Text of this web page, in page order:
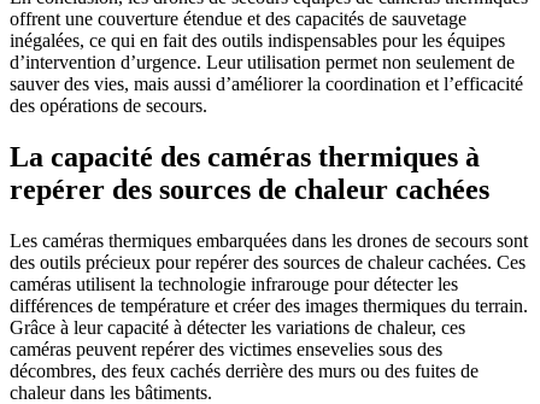
offrent une couverture étendue et des capacités de sauvetage
inégalées, ce qui en fait des outils indispensables pour les équipes
d’intervention d’urgence. Leur utilisation permet non seulement de
sauver des vies, mais aussi d’améliorer la coordination et l’efficacité
des opérations de secours.
La capacité des caméras thermiques à
repérer des sources de chaleur cachées
Les caméras thermiques embarquées dans les drones de secours sont
des outils précieux pour repérer des sources de chaleur cachées. Ces
caméras utilisent la technologie infrarouge pour détecter les
différences de température et créer des images thermiques du terrain.
Grâce à leur capacité à détecter les variations de chaleur, ces
caméras peuvent repérer des victimes ensevelies sous des
décombres, des feux cachés derrière des murs ou des fuites de
chaleur dans les bâtiments.